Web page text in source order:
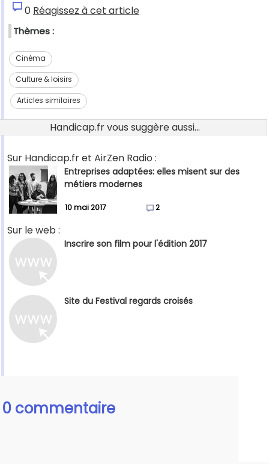
0 Réagissez à cet article
Thèmes :
Cinéma
Culture & loisirs
Articles similaires
Handicap.fr vous suggère aussi...
Sur Handicap.fr et AirZen Radio :
Entreprises adaptées: elles misent sur des
métiers modernes
10 mai 2017 2
Sur le web :
Inscrire son film pour l'édition 2017
Site du Festival regards croisés
0 commentaire